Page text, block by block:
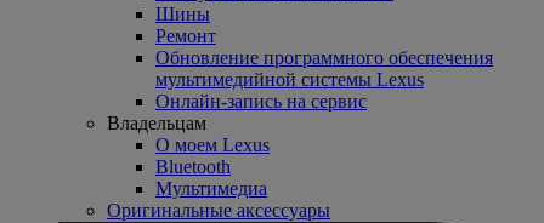
Шины
Ремонт
Обновление программного обеспечения
мультимедийной системы Lexus
Онлайн-запись на сервис
Владельцам
O моем Lexus
Bluetooth
Mультимедиа
Оригинальные аксессуары